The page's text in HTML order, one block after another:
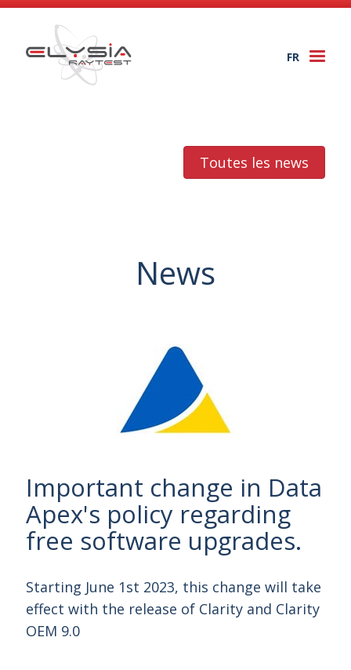
FR
Toutes les news
News
Important change in Data
Apex's policy regarding
free software upgrades.
Starting June 1st 2023, this change will take
effect with the release of Clarity and Clarity
OEM 9.0